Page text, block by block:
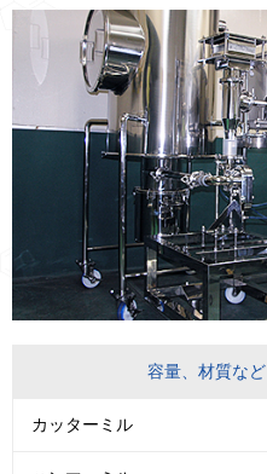
容量、材質など
カッターミル